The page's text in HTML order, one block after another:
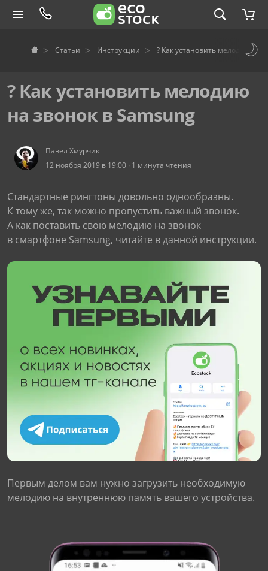
Статьи Инструкции ? Как установить мелодию на
? Как установить мелодию
на звонок в Samsung
Павел Хмурчик
12 ноября 2019 в 19:00 ∙ 1 минута чтения
Стандартные рингтоны довольно однообразны.
К тому же, так можно пропустить важный звонок.
А как поставить свою мелодию на звонок
в смартфоне Samsung, читайте в данной инструкции.
Первым делом вам нужно загрузить необходимую
мелодию на внутреннюю память вашего устройства.